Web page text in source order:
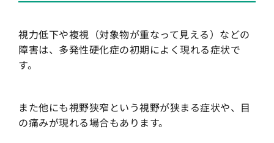
視力低下や複視（対象物が重なって見える）などの
障害は、多発性硬化症の初期によく現れる症状で
す。
また他にも視野狭窄という視野が狭まる症状や、目
の痛みが現れる場合もあります。